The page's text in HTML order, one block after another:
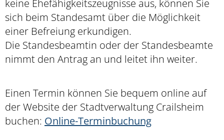
keine Ehefähigkeitszeugnisse aus, können Sie
sich beim Standesamt über die Möglichkeit
einer Befreiung erkundigen.
Die Standesbeamtin oder der Standesbeamte
nimmt den Antrag an und leitet ihn weiter.
Einen Termin können Sie bequem online auf
der Website der Stadtverwaltung Crailsheim
buchen: Online-Terminbuchung